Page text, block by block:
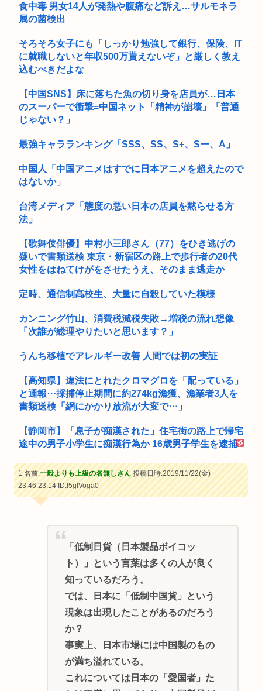
食中毒 男女14人が発熱や腹痛など訴え…サルモネラ
属の菌検出
そろそろ女子にも「しっかり勉強して銀行、保険、IT
に就職しないと年収500万貰えないぞ」と厳しく教え
込むべきだよな
【中国SNS】床に落ちた魚の切り身を店員が…日本
のスーパーで衝撃=中国ネット「精神が崩壊」「普通
じゃない？」
最強キャラランキング「SSS、SS、S+、Sー、A」
中国人「中国アニメはすでに日本アニメを超えたので
はないか」
台湾メディア「態度の悪い日本の店員を黙らせる方
法」
【歌舞伎俳優】中村小三郎さん（77）をひき逃げの
疑いで書類送検 東京・新宿区の路上で歩行者の20代
女性をはねてけがをさせたうえ、そのまま逃走か
定時、通信制高校生、大量に自殺していた模様
カンニング竹山、消費税減税失敗→増税の流れ想像
「次誰が総理やりたいと思います？」
うんち移植でアレルギー改善 人間では初の実証
【高知県】違法にとれたクロマグロを「配っている」
と通報⋯採捕停止期間に約274kg漁獲、漁業者3人を
書類送検「網にかかり放流が大変で⋯」
【静岡市】「息子が痴漢された」住宅街の路上で帰宅
途中の男子小学生に痴漢行為か 16歳男子学生を逮捕
1 名前:一般よりも上級の名無しさん投稿日時:2019/11/22(金)
23:46:23.14ID:l5gIVoga0
「低制日貨（日本製品ボイコッ
ト）」という言葉は多くの人が良く
知っているだろう。
では、日本に「低制中国貨」という
現象は出現したことがあるのだろう
か？
事実上、日本市場には中国製のもの
が満ち溢れている。
これについては日本の「愛国者」た